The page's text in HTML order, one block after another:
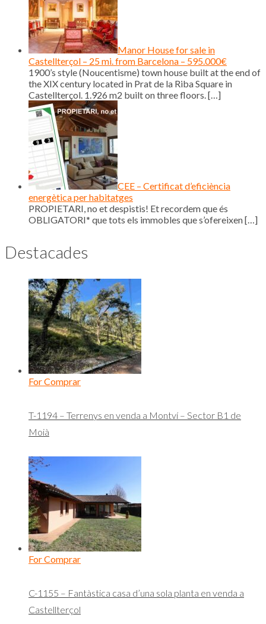
Manor House for sale in
Castellterçol – 25 mi. from Barcelona – 595.000€
1900’s style (Noucentisme) town house built at the end of
the XIX century located in Prat de la Riba Square in
Castellterçol. 1.926 m2 built on three floors.[…]
CEE – Certificat d’eficiència
energètica per habitatges
PROPIETARI, no et despistis! Et recordem que és
OBLIGATORI* que tots els immobles que s’ofereixen[…]
Destacades
For Comprar
T-1194 – Terrenys en venda a Montví – Sector B1 de
Moià
For Comprar
C-1155 – Fantàstica casa d’una sola planta en venda a
Castellterçol